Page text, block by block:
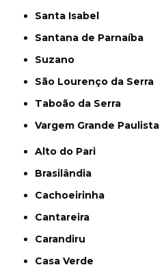
Santa Isabel
Santana de Parnaíba
Suzano
São Lourenço da Serra
Taboão da Serra
Vargem Grande Paulista
Alto do Pari
Brasilândia
Cachoeirinha
Cantareira
Carandiru
Casa Verde